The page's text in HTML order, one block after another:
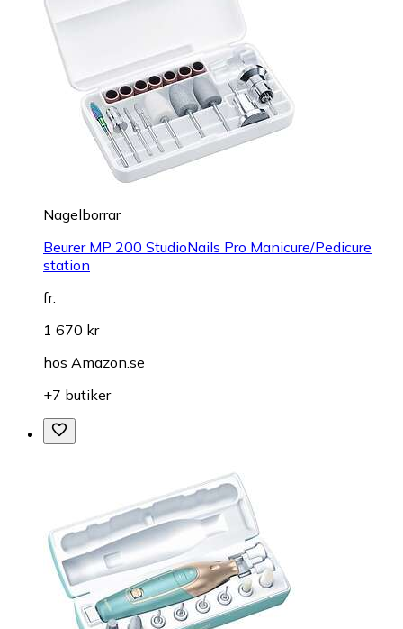
Nagelborrar
Beurer MP 200 StudioNails Pro Manicure/Pedicure
station
fr.
1 670 kr
hos Amazon.se
+7 butiker